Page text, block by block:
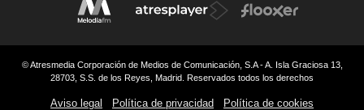
© Atresmedia Corporación de Medios de Comunicación, S.A - A. Isla Graciosa 13,
28703, S.S. de los Reyes, Madrid. Reservados todos los derechos
Aviso legal Política de privacidad Política de cookies